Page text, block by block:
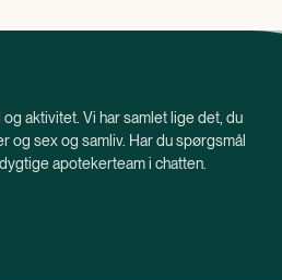
aktivitet. Vi har samlet lige det, du
og sex og samliv. Har du spørgsmål
apotekerteam i chatten.